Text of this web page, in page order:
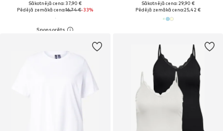
Sākotnējā cena: 37,90 €
Pēdējā zemākā cena:16,74 €-33%
Sākotnējā cena: 29,90 €
Pēdējā zemākā cena:25,42 €